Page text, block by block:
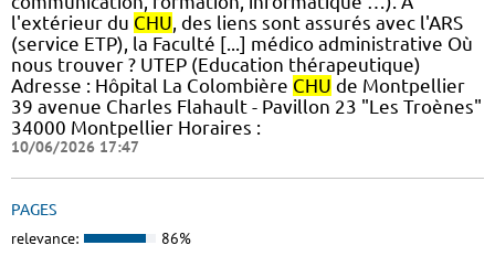
l'extérieur du CHU , des liens sont assurés avec l'ARS
(service ETP), la Faculté [...] médico administrative Où
nous trouver ? UTEP (Education thérapeutique)
Adresse : Hôpital La Colombière CHU de Montpellier
39 avenue Charles Flahault - Pavillon 23 "Les Troènes"
34000 Montpellier Horaires :
10/06/2026 17:47
PAGES
relevance: 86%